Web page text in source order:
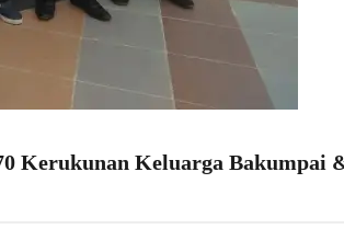
Kerukunan Keluarga Bakumpai